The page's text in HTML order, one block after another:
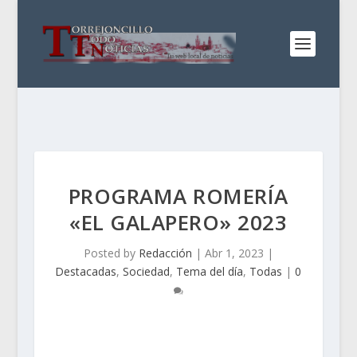
PROGRAMA ROMERÍA
«EL GALAPERO» 2023
Posted by Redacción | Abr 1, 2023 |
Destacadas,Sociedad, Tema del día, Todas |0